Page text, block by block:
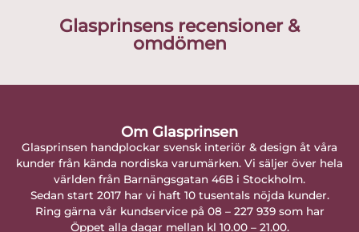
Glasprinsens recensioner &
omdömen
Om Glasprinsen
Glasprinsen handplockar svensk interiör & design åt våra
kunder från kända nordiska varumärken. Vi säljer över hela
världen från Barnängsgatan 46B i Stockholm.
Sedan start 2017 har vi haft 10 tusentals nöjda kunder.
Ring gärna vår kundservice på 08 – 227 939 som har
Öppet alla dagar mellan kl 10.00 – 21.00.